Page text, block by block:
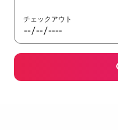
チェックアウト